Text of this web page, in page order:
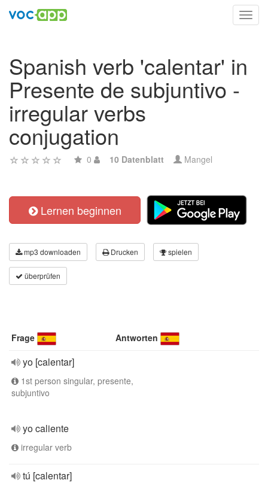
Spanish verb 'calentar' in
Presente de subjuntivo -
irregular verbs
conjugation
0 10 Datenblatt Mangel
Lernen beginnen
mp3 downloaden Drucken spielen
überprüfen
Frage Antworten
yo [calentar]
1st person singular, presente,
subjuntivo
yo caliente
irregular verb
tú [calentar]